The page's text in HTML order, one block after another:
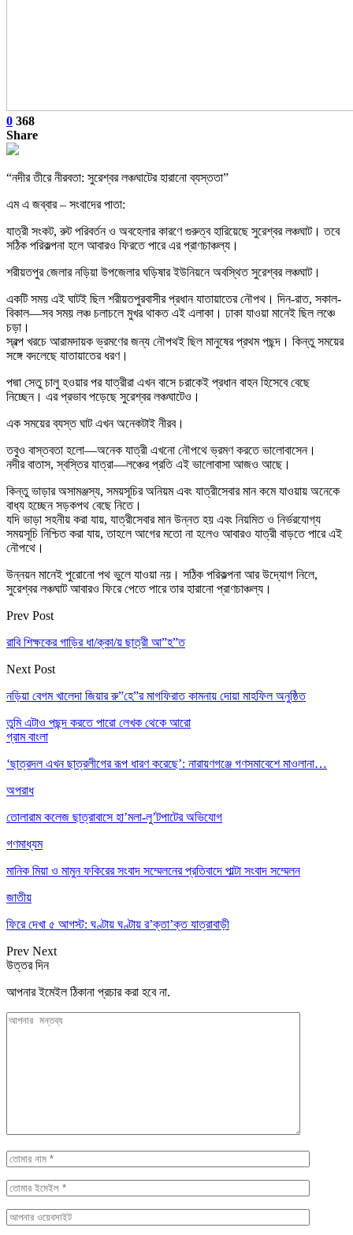
0 368
Share
“নদীর তীরে নীরবতা: সুরেশ্বর লঞ্চঘাটের হারানো ব্যস্ততা”
এম এ জব্বার – সংবাদের পাতা:
যাত্রী সংকট, রুট পরিবর্তন ও অবহেলার কারণে গুরুত্ব হারিয়েছে সুরেশ্বর লঞ্চঘাট। তবে
সঠিক পরিকল্পনা হলে আবারও ফিরতে পারে এর প্রাণচাঞ্চল্য।
শরীয়তপুর জেলার নড়িয়া উপজেলার ঘড়িষার ইউনিয়নে অবস্থিত সুরেশ্বর লঞ্চঘাট।
একটি সময় এই ঘাটই ছিল শরীয়তপুরবাসীর প্রধান যাতায়াতের নৌপথ। দিন-রাত, সকাল-
বিকাল—সব সময় লঞ্চ চলাচলে মুখর থাকত এই এলাকা। ঢাকা যাওয়া মানেই ছিল লঞ্চে
চড়া।
স্বল্প খরচে আরামদায়ক ভ্রমণের জন্য নৌপথই ছিল মানুষের প্রথম পছন্দ। কিন্তু সময়ের
সঙ্গে বদলেছে যাতায়াতের ধরণ।
পদ্মা সেতু চালু হওয়ার পর যাত্রীরা এখন বাসে চরাকেই প্রধান বাহন হিসেবে বেছে
নিচ্ছেন। এর প্রভাব পড়েছে সুরেশ্বর লঞ্চঘাটেও।
এক সময়ের ব্যস্ত ঘাট এখন অনেকটাই নীরব।
তবুও বাস্তবতা হলো—অনেক যাত্রী এখনো নৌপথে ভ্রমণ করতে ভালোবাসেন।
নদীর বাতাস, স্বস্তির যাত্রা—লঞ্চের প্রতি এই ভালোবাসা আজও আছে।
কিন্তু ভাড়ার অসামঞ্জস্য, সময়সূচির অনিয়ম এবং যাত্রীসেবার মান কমে যাওয়ায় অনেকে
বাধ্য হচ্ছেন সড়কপথ বেছে নিতে।
যদি ভাড়া সহনীয় করা যায়, যাত্রীসেবার মান উন্নত হয় এবং নিয়মিত ও নির্ভরযোগ্য
সময়সূচি নিশ্চিত করা যায়, তাহলে আগের মতো না হলেও আবারও যাত্রী বাড়তে পারে এই
নৌপথে।
উন্নয়ন মানেই পুরোনো পথ ভুলে যাওয়া নয়। সঠিক পরিকল্পনা আর উদ্যোগ নিলে,
সুরেশ্বর লঞ্চঘাট আবারও ফিরে পেতে পারে তার হারানো প্রাণচাঞ্চল্য।
Prev Post
রাবি শিক্ষকের গাড়ির ধা/ক্কা/য় ছাত্রী আ”হ”ত
Next Post
নড়িয়া বেগম খালেদা জিয়ার রু”হে”র মাগফিরাত কামনায় দোয়া মাহফিল অনুষ্ঠিত
তুমি এটাও পছন্দ করতে পারো লেখক থেকে আরো
গ্রাম বাংলা
‘ছাত্রদল এখন ছাত্রলীগের রূপ ধারণ করেছে’: নারায়ণগঞ্জে গণসমাবেশে মাওলানা…
অপরাধ
তোলারাম কলেজ ছাত্রাবাসে হা’মলা-লু’টপাটের অভিযোগ
গণমাধ্যম
মানিক মিয়া ও মামুন ফকিরের সংবাদ সম্মেলনের প্রতিবাদে পাল্টা সংবাদ সম্মেলন
জাতীয়
ফিরে দেখা ৫ আগস্ট: ঘণ্টায় ঘণ্টায় র’ক্তা’ক্ত যাত্রাবাড়ী
Prev Next
উত্তর দিন
আপনার ইমেইল ঠিকানা প্রচার করা হবে না.